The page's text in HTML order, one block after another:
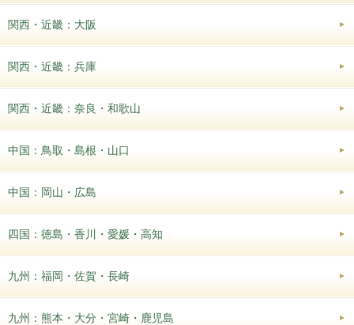
関西・近畿：大阪
関西・近畿：兵庫
関西・近畿：奈良・和歌山
中国：鳥取・島根・山口
中国：岡山・広島
四国：徳島・香川・愛媛・高知
九州：福岡・佐賀・長崎
九州：熊本・大分・宮崎・鹿児島